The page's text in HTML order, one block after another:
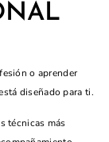
o aprender
diseñado para ti.
técnicas más